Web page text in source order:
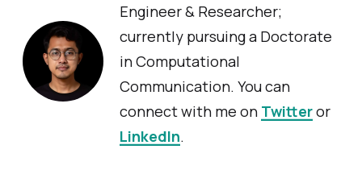
Engineer & Researcher;
currently pursuing a Doctorate
in Computational
Communication. You can
connect with me on Twitteror
LinkedIn.